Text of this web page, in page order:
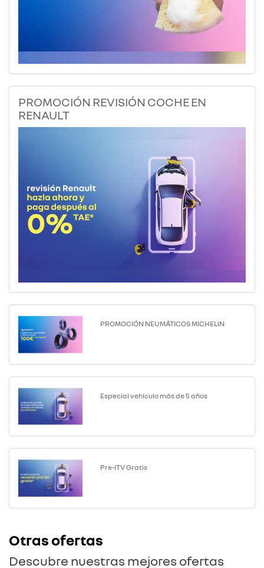
PROMOCIÓN REVISIÓN COCHE EN
RENAULT
PROMOCIÓN NEUMÁTICOS MICHELIN
Especial vehículo más de 5 años
Pre-ITV Gratis
Otras ofertas
Descubre nuestras mejores ofertas